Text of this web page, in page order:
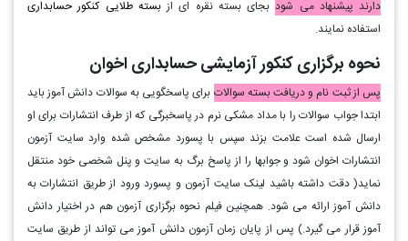
دارند پیشنهاد می شودبجای بسته نقره ای ازبسته طلایی کنکور حسابداری
استفاده نمایند.
نحوه برگزاری کنکور آزمایشی حسابداری اخوان
پس از ثبت نام و دریافت بسته سوالات برای پاسخگویی به سوالات دانش آموز باید
ابتدا جواب سوالات را با مداد مشکی نرم در پاسخبرگی که از طرف انتشارات برای او
ارسال شده است علامت بزند سپس با پسورد مشخص شده وارد سایت آزمون
انتشارات اخوان شود و جوابها را از پاسخ برگ به سایت و پنل شخصی خود منتقل
نماید( دقت داشته باشید لینک سایت آزمون و پسورد ورود از طریق انتشارات به
دانش آموز ارائه می شود. همچنین فیلم نحوه برگزاری آزمون هم در اختیار دانش
آموز قرار می گیرد.) پس از پایان زمان آزمون دانش آموز می تواند از طریق سایت